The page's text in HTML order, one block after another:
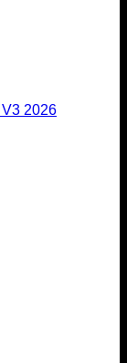
V3 2026